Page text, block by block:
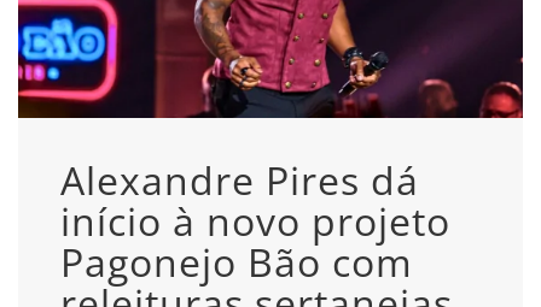
Alexandre Pires dá
início à novo projeto
Pagonejo Bão com